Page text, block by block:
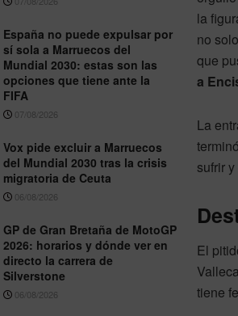
España no puede expulsar por
sí sola a Marruecos del
Mundial 2030: estas son las
opciones que tiene ante la
FIFA
07/08/2026
Vox pide excluir a Marruecos
del Mundial 2030 tras la crisis
migratoria de Ceuta
06/08/2026
GP de Gran Bretaña de MotoGP
2026: horarios y dónde ver en
directo la carrera de
Silverstone
06/08/2026
la
no
que
a
La
sufrir
El
tiene